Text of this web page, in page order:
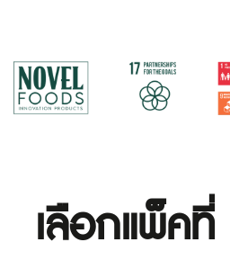
เลือกแพ็คที่